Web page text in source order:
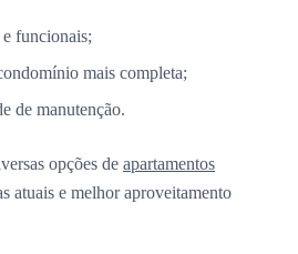
funcionais;
mais completa;
de manutenção.
opções de apartamentos
atuais e melhor aproveitamento